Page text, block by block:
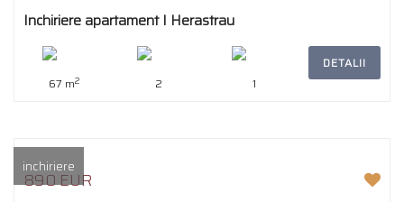
Inchiriere apartament I Herastrau
67 m2 2 1
DETALII
inchiriere
890 EUR